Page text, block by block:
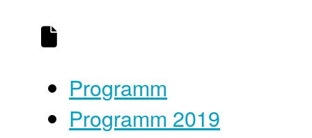
Programm
Programm 2019